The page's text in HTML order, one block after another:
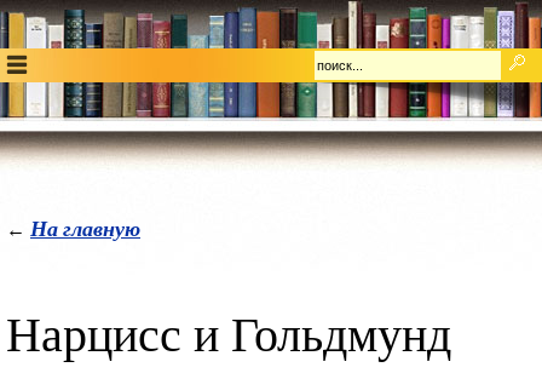
← На главную
Нарцисс и Гольдмунд